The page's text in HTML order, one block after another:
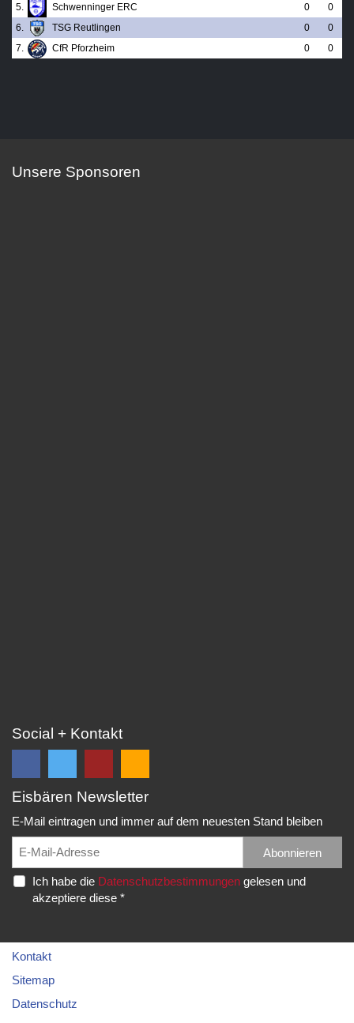
5.
Schwenninger ERC 0
0
6.
TSG Reutlingen 0
0
7.
CfR Pforzheim 0 0
Unsere Sponsoren
Social + Kontakt
Folge
auf
Facebook
und
erhalte
die
Folge
auf
Twitter
und
erhalte
die
EC
Eppelheim
Rudolf-
Diesel-
Str.
Eppelheim
Falls
unsere
Spielberichte,
etc.
Eisbären Newsletter
E-Mail eintragen und immer auf dem neuesten Stand bleiben
Abonnieren
Ich habe die Datenschutzbestimmungengelesen und
akzeptiere diese *
Kontakt
Sitemap
Datenschutz